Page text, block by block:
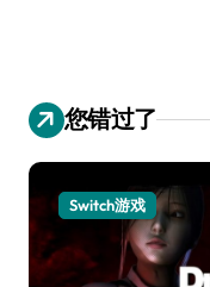
您错过了
Switch游戏